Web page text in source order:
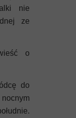
nie
ze
o
do